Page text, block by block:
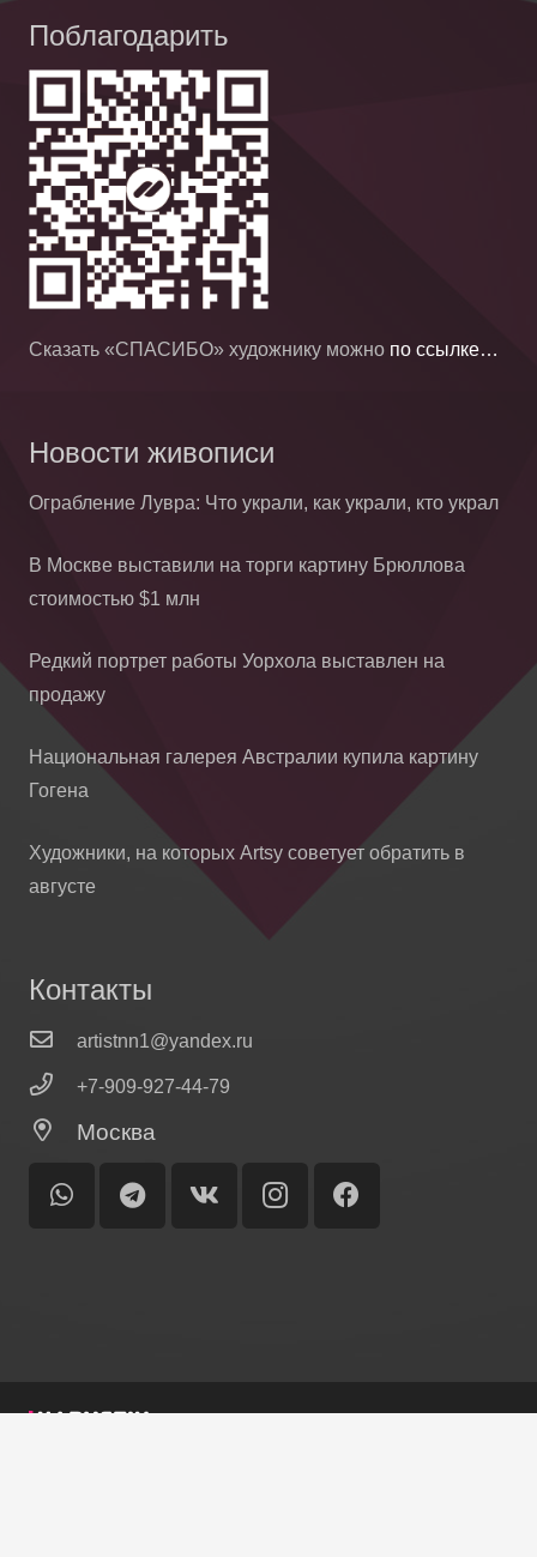
Поблагодарить
Сказать «СПАСИБО» художнику можно по ссылке…
Новости живописи
Ограбление Лувра: Что украли, как украли, кто украл
В Москве выставили на торги картину Брюллова
стоимостью $1 млн
Редкий портрет работы Уорхола выставлен на
продажу
Национальная галерея Австралии купила картину
Гогена
Художники, на которых Artsy советует обратить в
августе
Контакты
artistnn1@yandex.ru
+7-909-927-44-79
Москва